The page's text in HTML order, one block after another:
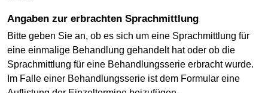
Angaben zur erbrachten Sprachmittlung
Bitte geben Sie an, ob es sich um eine Sprachmittlung für
eine einmalige Behandlung gehandelt hat oder ob die
Sprachmittlung für eine Behandlungsserie erbracht wurde.
Im Falle einer Behandlungsserie ist dem Formular eine